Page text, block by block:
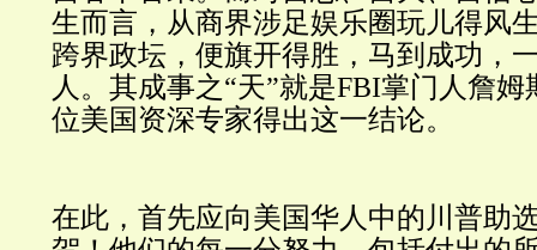
生而言，从商界涉足娱乐圈玩儿得风
跨界政坛，便旗开得胜，马到成功，
人。其成事之“天”就是FBI掌门人詹姆
位美国资深专家得出这一结论。
在此，首先应向美国华人中的川普助